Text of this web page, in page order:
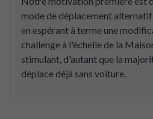
mode de déplacement
en espérant à terme une
challenge à l'échelle de la
stimulant, d'autant que la
déplace déjà sans voiture.